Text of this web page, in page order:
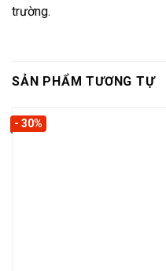
trường.
SẢN PHẨM TƯƠNG TỰ
- 30%